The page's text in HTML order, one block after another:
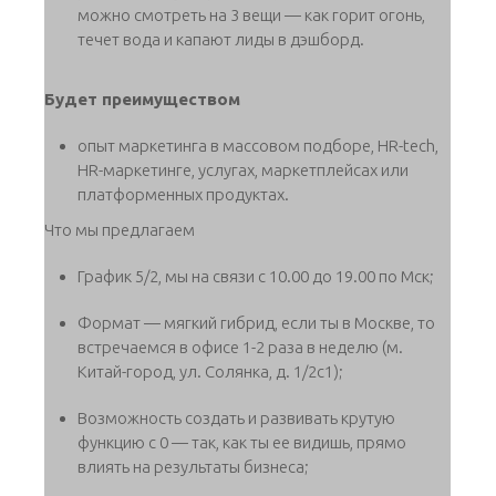
можно смотреть на 3 вещи — как горит огонь,
течет вода и капают лиды в дэшборд.
Будет преимуществом
опыт маркетинга в массовом подборе, HR-tech,
HR-маркетинге, услугах, маркетплейсах или
платформенных продуктах.
Что мы предлагаем
График 5/2, мы на связи с 10.00 до 19.00 по Мск;
Формат — мягкий гибрид, если ты в Москве, то
встречаемся в офисе 1-2 раза в неделю (м.
Китай-город, ул. Солянка, д. 1/2с1);
Возможность создать и развивать крутую
функцию с 0 — так, как ты ее видишь, прямо
влиять на результаты бизнеса;